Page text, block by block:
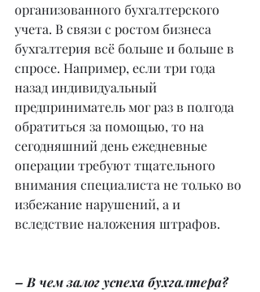
организованного бухгалтерского
учета. В связи с ростом бизнеса
бухгалтерия всё больше и больше в
спросе. Например, если три года
назад индивидуальный
предприниматель мог раз в полгода
обратиться за помощью, то на
сегодняшний день ежедневные
операции требуют тщательного
внимания специалиста не только во
избежание нарушений, а и
вследствие наложения штрафов.
– В чем залог успеха бухгалтера?